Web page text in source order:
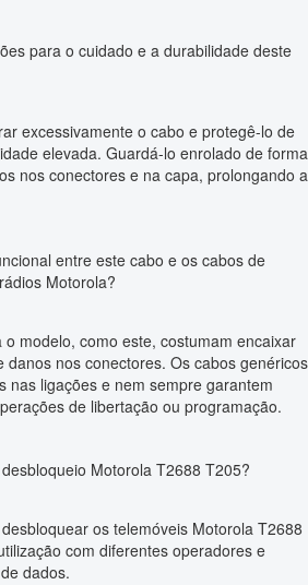
para o cuidado e a durabilidade deste
excessivamente o cabo e protegê-lo de
elevada. Guardá-lo enrolado de forma
nos conectores e na capa, prolongando a
entre este cabo e os cabos de
Motorola?
modelo, como este, costumam encaixar
danos nos conectores. Os cabos genéricos
nas ligações e nem sempre garantem
de libertação ou programação.
Motorola T2688 T205?
os telemóveis Motorola T2688
com diferentes operadores e
dados.